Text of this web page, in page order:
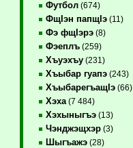
Футбол(674)
ФщIэн папщIэ(11)
Фэ фщIэрэ(8)
Фэеплъ(259)
Хъуэхъу(231)
Хъыбар гуапэ(243)
ХъыбарегъащIэ(66)
Хэха(7 484)
Хэхыныгъэ(13)
Чэнджэщхэр(3)
Шыгъажэ(28)